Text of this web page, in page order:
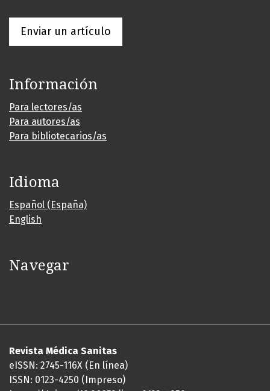
Enviar un artículo
Información
Para lectores/as
Para autores/as
Para bibliotecarios/as
Idioma
Español (España)
English
Navegar
Revista Médica Sanitas
eISSN: 2745-116X (En línea)
ISSN: 0123-4250 (Impreso)